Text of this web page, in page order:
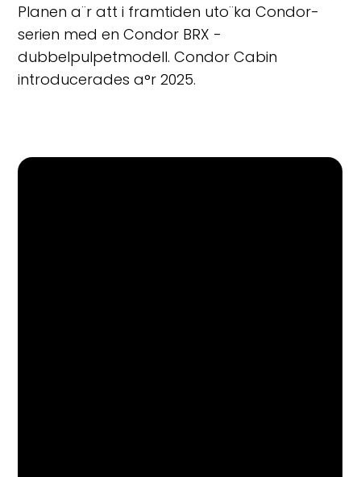
Planen a¨r att i framtiden uto¨ka Condor-
serien med en Condor BRX -
dubbelpulpetmodell. Condor Cabin
introducerades a°r 2025.